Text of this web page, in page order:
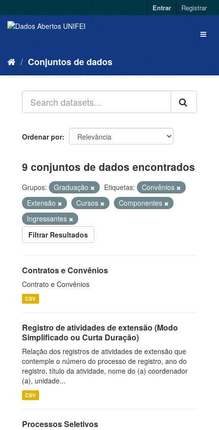
Entrar Registrar
Conjuntos de dados
Ordenar por
9 conjuntos de dados encontrados
Grupos: Graduação Etiquetas:
Convênios
Extensão
Cursos
Componentes
Ingressantes
Filtrar Resultados
Contratos e Convênios
Contrato e Convênios
CSV
Registro de atividades de extensão (Modo
Simplificado ou Curta Duração)
Relação dos registros de atividades de extensão que
contemple o número do processo de registro, ano do
registro, título da atividade, nome do (a) coordenador
(a), unidade...
CSV
Processos Seletivos